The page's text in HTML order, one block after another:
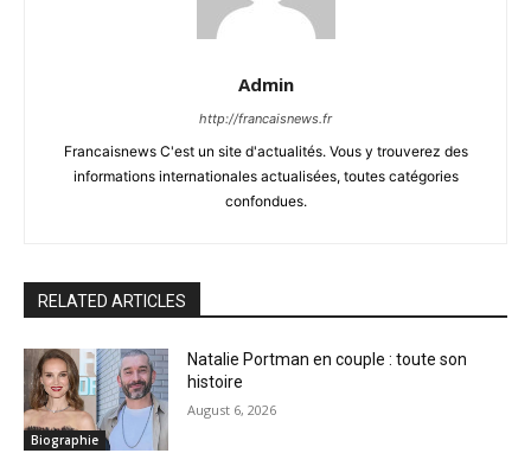
Admin
http://francaisnews.fr
Francaisnews C'est un site d'actualités. Vous y trouverez des
informations internationales actualisées, toutes catégories
confondues.
RELATED ARTICLES
Biographie
Natalie Portman en couple : toute son
histoire
August 6, 2026